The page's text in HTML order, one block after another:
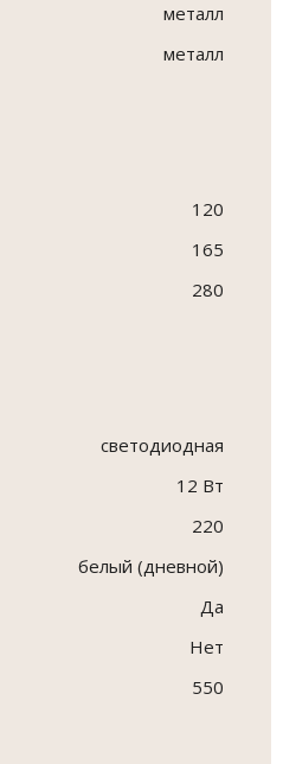
металл
металл
120
165
280
светодиодная
12 Вт
220
белый (дневной)
Да
Нет
550